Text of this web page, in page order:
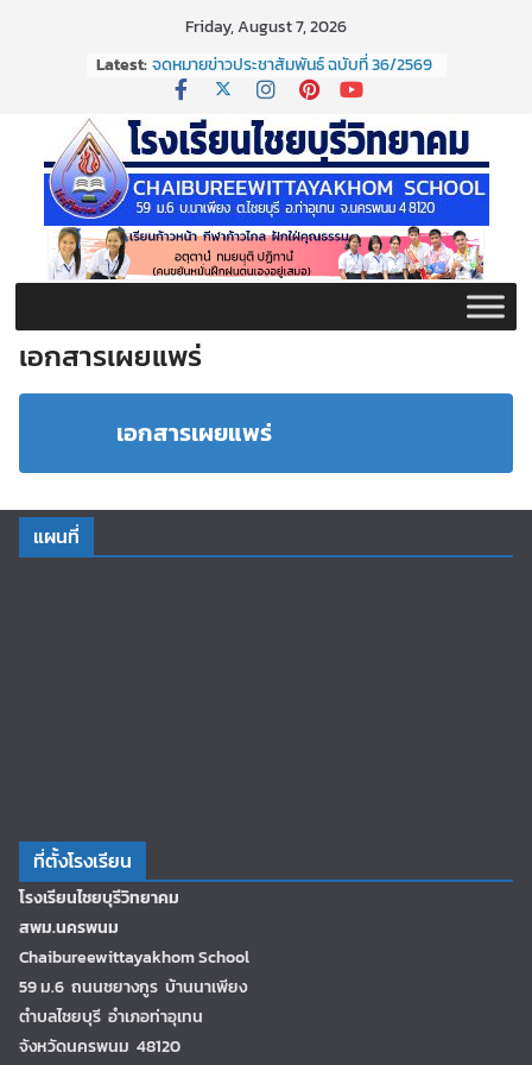
Friday, August 7, 2026
Latest: จดหมายข่าวประชาสัมพันธ์ ฉบับที่ 36/2569
ประจำเดือนมิถุนายน 2569
กิจกรรมวันสุนทรภู่ ประจำปี ๒๕๖๙
จดหมายข่าวประชาสัมพันธ์ ฉบับที่ 38/2569
ประจำเดือนมิถุนายน 2569
จดหมายข่าวประชาสัมพันธ์ ฉบับที่ 37/2569
ประจำเดือนมิถุนายน 2569
เอกสารเผยแพร่
เอกสารเผยแพร่
แผนที่
ที่ตั้งโรงเรียน
โรงเรียนไชยบุรีวิทยาคม
สพม.นครพนม
Chaibureewittayakhom School
59 ม.6 ถนนชยางกูร บ้านนาเพียง
ตำบลไชยบุรี อำเภอท่าอุเทน
จังหวัดนครพนม 48120